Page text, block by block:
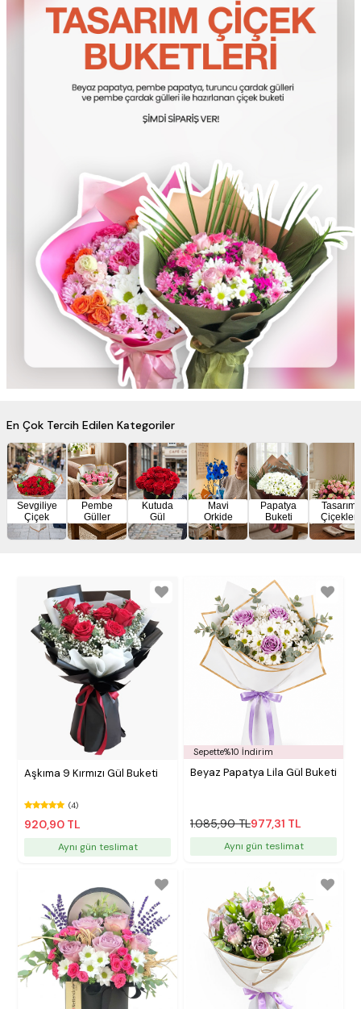
En Çok Tercih Edilen Kategoriler
Sevgiliye
Çiçek
Pembe
Güller
Kutuda
Gül
Mavi
Orkide
Papatya
Buketi
Tasarım
Çiçekler
Aşkıma 9 Kırmızı Gül Buketi
(4)
920,90 TL
Aynı gün teslimat
Sepette%10 İndirim
Beyaz Papatya Lila Gül Buketi
1.085,90 TL977,31 TL
Aynı gün teslimat